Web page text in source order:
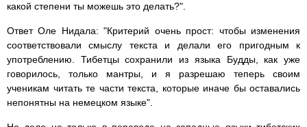
какой степени ты можешь это делать?".
Ответ Оле Нидала: "Критерий очень прост: чтобы изменения
соответствовали смыслу текста и делали его пригодным к
употреблению. Тибетцы сохранили из языка Будды, как уже
говорилось, только мантры, и я разрешаю теперь своим
ученикам читать те части текста, которые иначе бы оставались
непонятны на немецком языке".